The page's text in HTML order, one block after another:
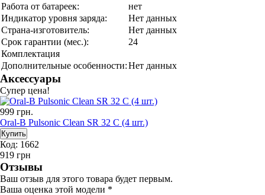
Работа от батареек:
нет
Индикатор уровня заряда:
Нет данных
Страна-изготовитель:
Нет данных
Срок гарантии (мес.):
24
Комплектация
Дополнительные особенности:Нет данных
Аксессуары
Супер цена!
999 грн.
Oral-B Pulsonic Clean SR 32 C (4 шт.)
Код: 1662
919 грн
Отзывы
Ваш отзыв для этого товара будет первым.
Ваша оценка этой модели *